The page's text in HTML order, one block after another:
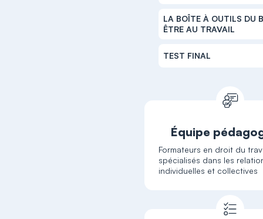
LA BOÎTE À OUTILS DU
ÊTRE AU TRAVAIL
TEST FINAL
Équipe
Formateurs en droit du
spécialisés dans les
individuelles et collectives